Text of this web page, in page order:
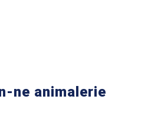
ne animalerie